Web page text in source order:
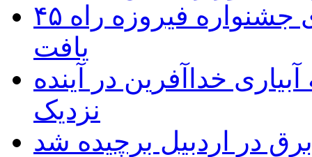
۴۵ اثر هنرمندان اردبیلی به غربالگری جشنواره فیروزه راه
یافت
خداآفرین در آینده
نزدیک